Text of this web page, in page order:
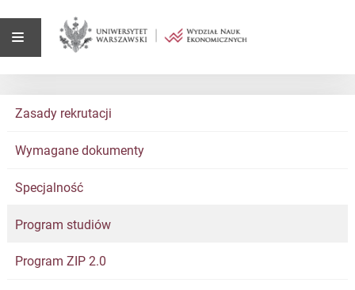
Zasady rekrutacji
Wymagane dokumenty
Specjalność
Program studiów
Program ZIP 2.0